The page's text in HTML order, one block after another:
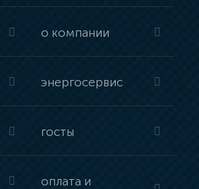
о компании
энергосервис
госты
оплата и